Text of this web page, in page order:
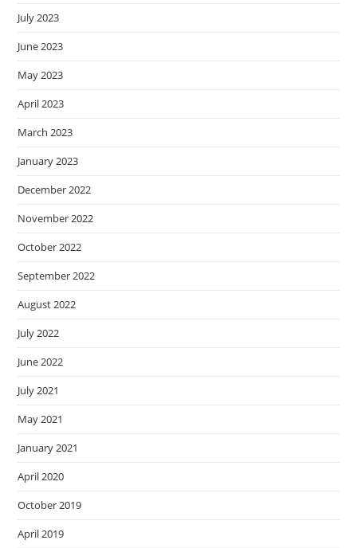
July 2023
June 2023
May 2023
April 2023
March 2023
January 2023
December 2022
November 2022
October 2022
September 2022
August 2022
July 2022
June 2022
July 2021
May 2021
January 2021
April 2020
October 2019
April 2019